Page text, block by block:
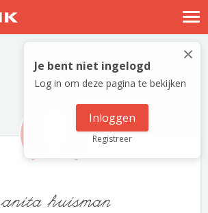
Nostalgische verhalen
Log in
Meld je gratis aan
×
Je bent niet ingelogd
Log in om deze pagina te bekijken
Inloggen
Registreer
anita huisman